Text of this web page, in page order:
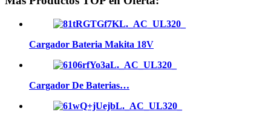
Cargador Bateria Makita 18V
Cargador De Baterias…